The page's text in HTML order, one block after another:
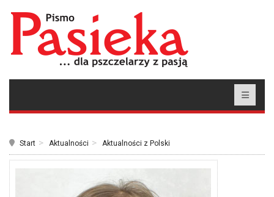
Start Aktualności Aktualności z Polski